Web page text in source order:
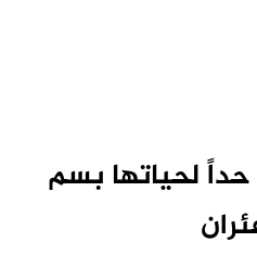
لحياتها بسم